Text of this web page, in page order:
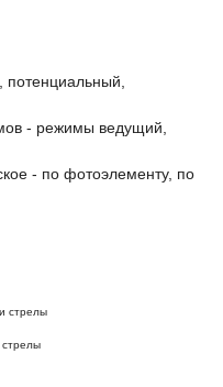
- режимы ведущий,
- по фотоэлементу, по
стрелы
стрелы